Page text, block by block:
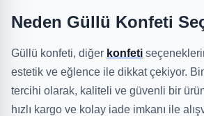
Neden Güllü Konfeti
Güllü konfeti, diğer konfeti
estetik ve eğlence ile dikkat çekiyor.
tercihi olarak, kaliteli ve güvenli bir
hızlı kargo ve kolay iade imkanı ile